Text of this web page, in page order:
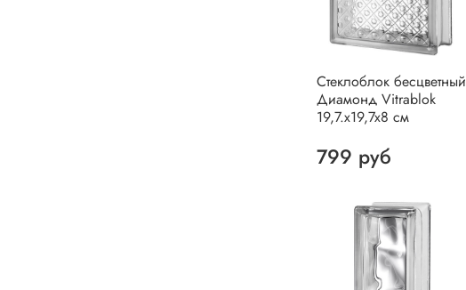
Стеклоблок бесцветный
Диамонд Vitrablok
19,7.x19,7x8 см
799 руб